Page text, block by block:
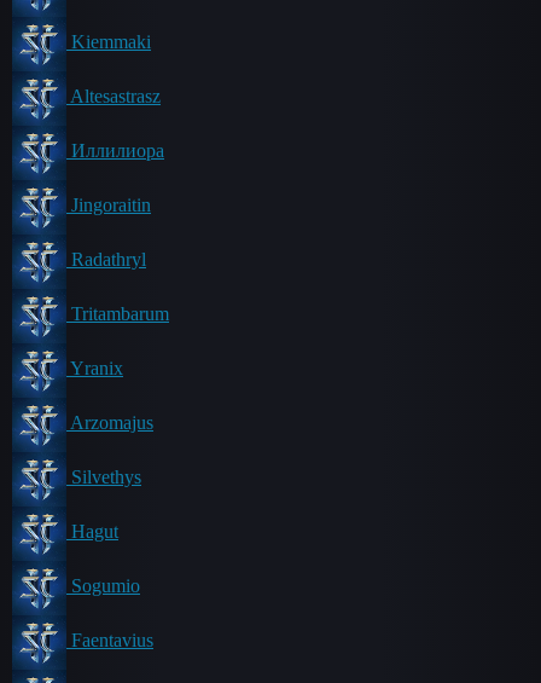
Kiemmaki
Altesastrasz
Иллилиора
Jingoraitin
Radathryl
Tritambarum
Yranix
Arzomajus
Silvethys
Hagut
Sogumio
Faentavius